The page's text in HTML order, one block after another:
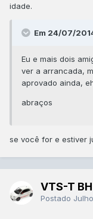
idade.
Em 24/07/
Eu e mais dois
ver a arrancada,
aprovado ainda,
abraços
se você for e estiver
VTS-T BH
Postado